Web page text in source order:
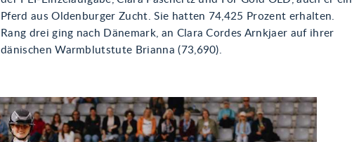
Pferd aus Oldenburger Zucht. Sie hatten 74,425 Prozent erhalten.
Rang drei ging nach Dänemark, an Clara Cordes Arnkjaer auf ihrer
dänischen Warmblutstute Brianna (73,690).